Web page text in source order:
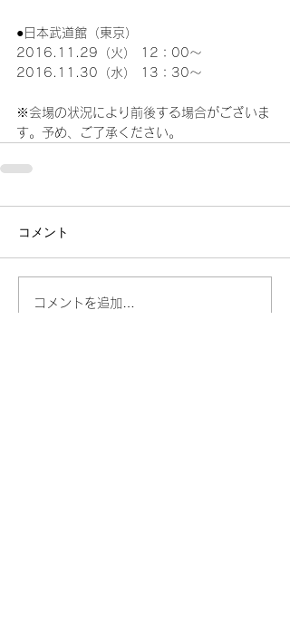
●日本武道館（東京）
2016.11.29（火） 12：00～
2016.11.30（水） 13：30～
※会場の状況により前後する場合がございま
す。予め、ご了承ください。
コメント
コメントを追加…